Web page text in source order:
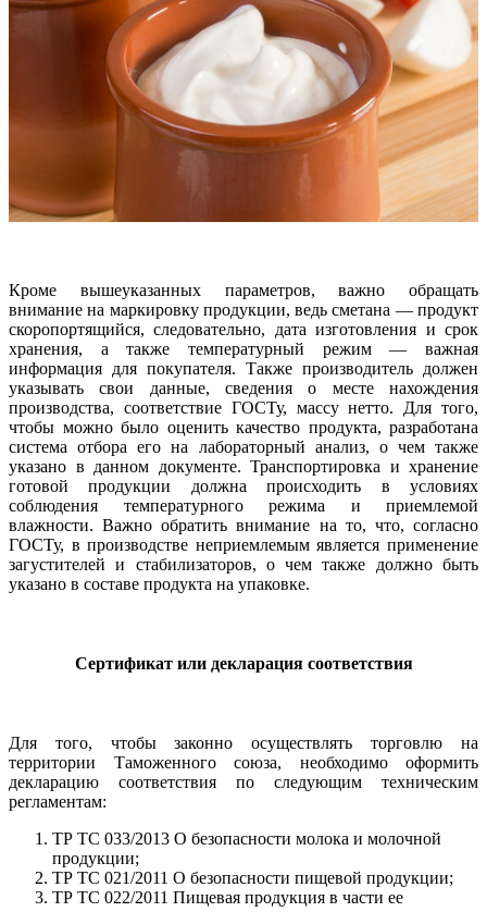
Кроме вышеуказанных параметров, важно обращать
внимание на маркировку продукции, ведь сметана — продукт
скоропортящийся, следовательно, дата изготовления и срок
хранения, а также температурный режим — важная
информация для покупателя. Также производитель должен
указывать свои данные, сведения о месте нахождения
производства, соответствие ГОСТу, массу нетто. Для того,
чтобы можно было оценить качество продукта, разработана
система отбора его на лабораторный анализ, о чем также
указано в данном документе. Транспортировка и хранение
готовой продукции должна происходить в условиях
соблюдения температурного режима и приемлемой
влажности. Важно обратить внимание на то, что, согласно
ГОСТу, в производстве неприемлемым является применение
загустителей и стабилизаторов, о чем также должно быть
указано в составе продукта на упаковке.
Сертификат или декларация соответствия
Для того, чтобы законно осуществлять торговлю на
территории Таможенного союза, необходимо оформить
декларацию соответствия по следующим техническим
регламентам:
ТР ТС 033/2013 О безопасности молока и молочной
продукции;
ТР ТС 021/2011 О безопасности пищевой продукции;
ТР ТС 022/2011 Пищевая продукция в части ее